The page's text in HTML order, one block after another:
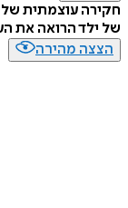
חקירה עוצמתית
של ילד הרואה את
הצצה מהירה